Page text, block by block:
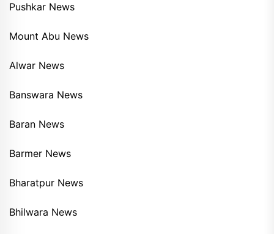
Pushkar News
Mount Abu News
Alwar News
Banswara News
Baran News
Barmer News
Bharatpur News
Bhilwara News